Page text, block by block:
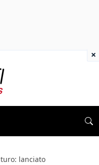
lanciato
×